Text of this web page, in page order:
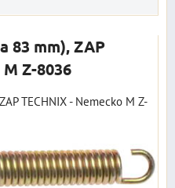
83 mm), ZAP
Z-8036
TECHNIX - Nemecko M Z-